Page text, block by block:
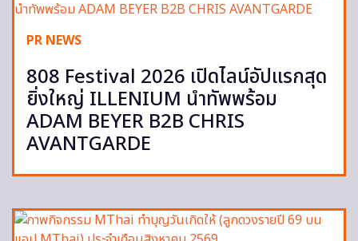
PR NEWS
808 Festival 2026 เปิดไลน์อัปแรกสุด
ยิ่งใหญ่ ILLENIUM นำทัพพร้อม
ADAM BEYER B2B CHRIS
AVANTGARDE